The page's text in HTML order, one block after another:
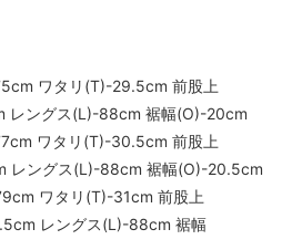
ワタリ(T)-29.5cm 前股上
レングス(L)-88cm 裾幅(O)-20cm
ワタリ(T)-30.5cm 前股上
レングス(L)-88cm 裾幅(O)-20.5cm
ワタリ(T)-31cm 前股上
レングス(L)-88cm 裾幅